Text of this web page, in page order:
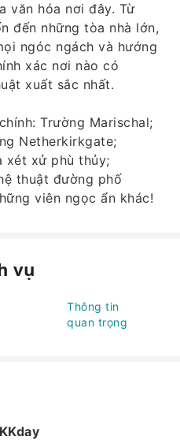
văn hóa nơi đây. Từ
đến những tòa nhà lớn,
ngóc ngách và hướng
xác nơi nào có
xuất sắc nhất.
Trường Marischal;
Netherkirkgate;
xét xử phù thủy;
thuật đường phố
viên ngọc ẩn khác!
vụ
Thông tin
quan trọng